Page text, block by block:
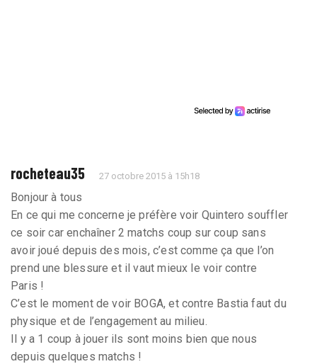
rocheteau35 27 octobre 2015 à 15h18
Bonjour à tous
En ce qui me concerne je préfère voir Quintero souffler
ce soir car enchaîner 2 matchs coup sur coup sans
avoir joué depuis des mois, c’est comme ça que l’on
prend une blessure et il vaut mieux le voir contre
Paris !
C’est le moment de voir BOGA, et contre Bastia faut du
physique et de l’engagement au milieu.
Il y a 1 coup à jouer ils sont moins bien que nous
depuis quelques matchs !